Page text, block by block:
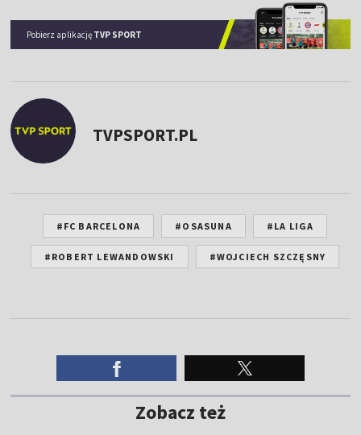
Pobierz aplikację TVP SPORT
TVPSPORT.PL
#FC BARCELONA #OSASUNA #LA LIGA
#ROBERT LEWANDOWSKI #WOJCIECH SZCZĘSNY
Zobacz też